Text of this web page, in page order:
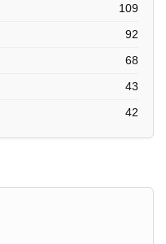
109
92
68
43
42